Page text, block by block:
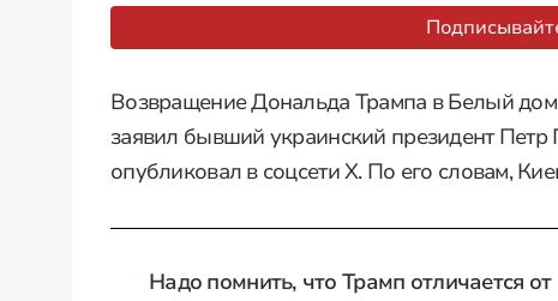
Возвращение Дональда Трампа в Белый
заявил бывший украинский президент
опубликовал в соцсети Х. По его словам,
Надо помнить, что Трамп отличается